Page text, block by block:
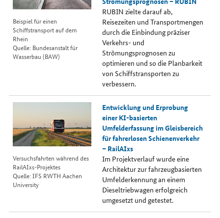
Beispiel für einen
Schiffstransport auf dem
Rhein
Quelle: Bundesanstalt für
Wasserbau (BAW)
RUBIN zielte darauf ab,
Reisezeiten und Transportmengen
durch die Einbindung präziser
Verkehrs- und
Strömungsprognosen zu
optimieren und so die Planbarkeit
von Schiffstransporten zu
verbessern.
Versuchsfahrten während des
RailAIxs-Projektes
Quelle: IFS RWTH Aachen
University
Entwicklung und Erprobung
einer KI-basierten
Umfelderfassung im Gleisbereich
für fahrerlosen Schienenverkehr
– RailAIxs
Im Projektverlauf wurde eine
Architektur zur fahrzeugbasierten
Umfelderkennung an einem
Dieseltriebwagen erfolgreich
umgesetzt und getestet.